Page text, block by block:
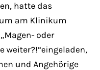
dolor. Aenean
penatibus et
nascetur
felis, ultricies
hatte das
am Klinikum
oder
weiter?!“eingeladen,
und Angehörige